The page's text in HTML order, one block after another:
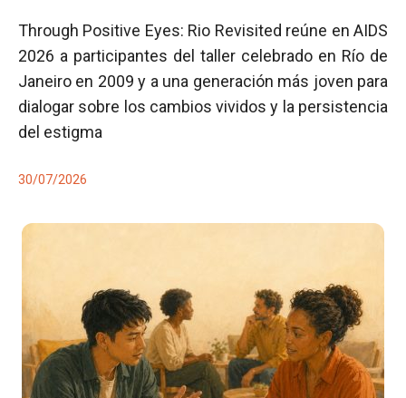
Through Positive Eyes: Rio Revisited reúne en AIDS
2026 a participantes del taller celebrado en Río de
Janeiro en 2009 y a una generación más joven para
dialogar sobre los cambios vividos y la persistencia
del estigma
30/07/2026